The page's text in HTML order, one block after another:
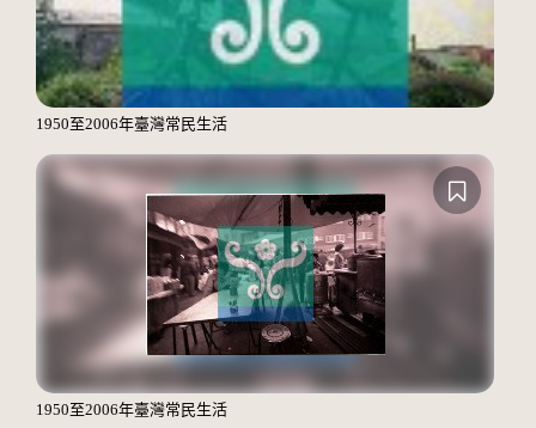
1950至2006年臺灣常民生活
1950至2006年臺灣常民生活